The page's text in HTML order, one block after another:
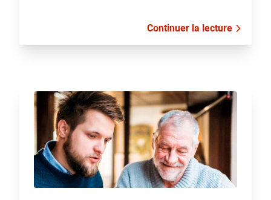
Continuer la lecture